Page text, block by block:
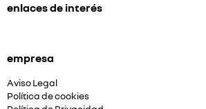
enlaces de interés
empresa
Aviso Legal
Política de cookies